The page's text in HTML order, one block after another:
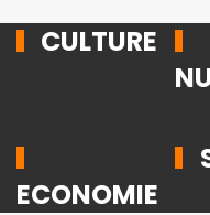
CULTURE
ECONOMIE